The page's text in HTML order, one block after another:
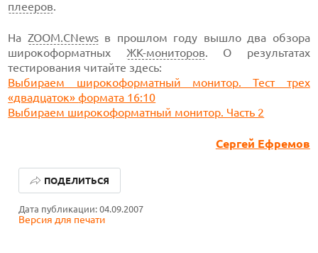
плееров.
На ZOOM.CNewsв прошлом году вышло два обзора
широкоформатных ЖК-мониторов. О результатах
тестирования читайте здесь:
Выбираем широкоформатный монитор. Тест трех
«двадцаток»формата 16:10
Выбираем широкоформатный монитор. Часть 2
Сергей Ефремов
Дата публикации: 04.09.2007
Версия для печати
ПОДЕЛИТЬСЯ
ЛУЧШИЕ ВИДЕОРЕГИСТРАТОРЫ В 2026 ГОДУ
КАК БЕЗОПАСНО КУПИТЬ Б/У СМАРТФОН